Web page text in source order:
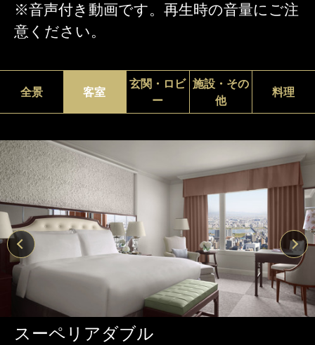
※音声付き動画です。再生時の音量にご注
意ください。
全景 客室
玄関・ロビ
ー
施設・その
他
料理
スーペリアダブル